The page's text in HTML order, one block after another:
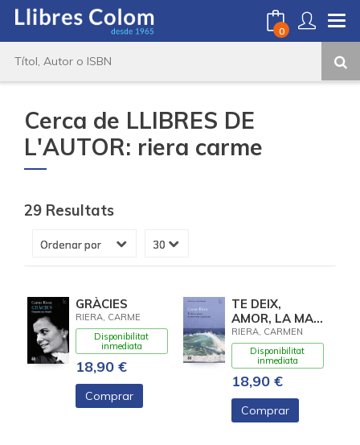
0
Cerca de LLIBRES DE
L'AUTOR: riera carme
29 Resultats
GRÀCIES
RIERA, CARME
Disponibilitat
inmediata
18,90 €
Comprar
TE DEIX,
AMOR, LA MAR
COM A
PENYORA
RIERA, CARMEN
Disponibilitat
inmediata
18,90 €
Comprar